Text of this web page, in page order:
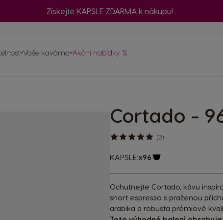
Získejte KAPSLE ZDARMA k nákupu!
Vaše kavárna Akční nabídky %
Cortado -
(2)
KAPSLE:x96
Ochutnejte Cortado, kávu
short espresso s praženou
arabika a robusta prémiové